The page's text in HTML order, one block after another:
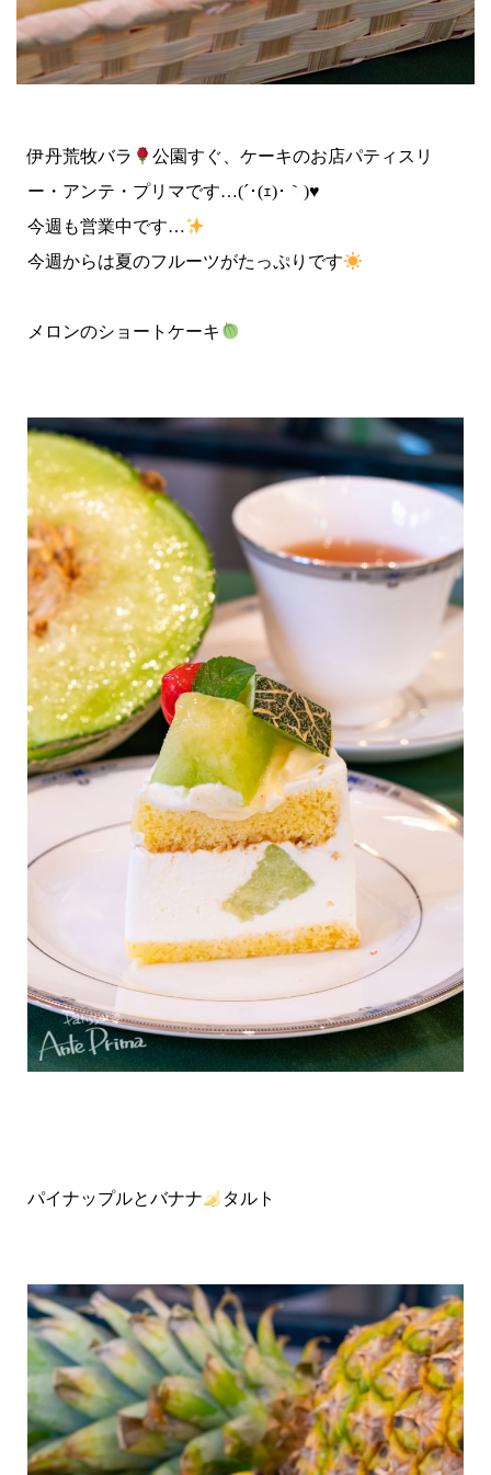
伊丹荒牧バラ
公園すぐ、ケーキのお店パティスリ
ー・アンテ・プリマです…(´･(ｪ)･｀)♥
今週も営業中です…
今週からは夏のフルーツがたっぷりです
メロンのショートケーキ
パイナップルとバナナ タルト